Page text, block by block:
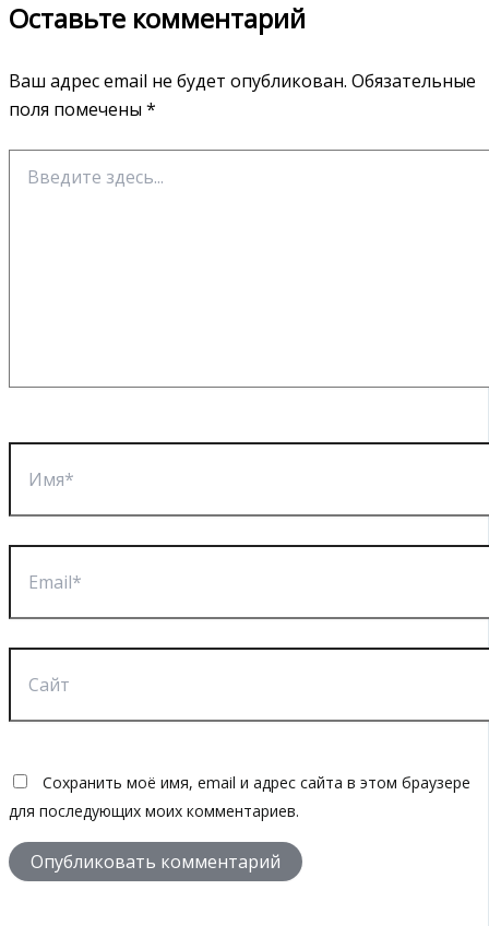
Оставьте комментарий
Ваш адрес email не будет опубликован. Обязательные
поля помечены *
здесь...
Сохранить моё имя, email и адрес сайта в этом браузере
для последующих моих комментариев.